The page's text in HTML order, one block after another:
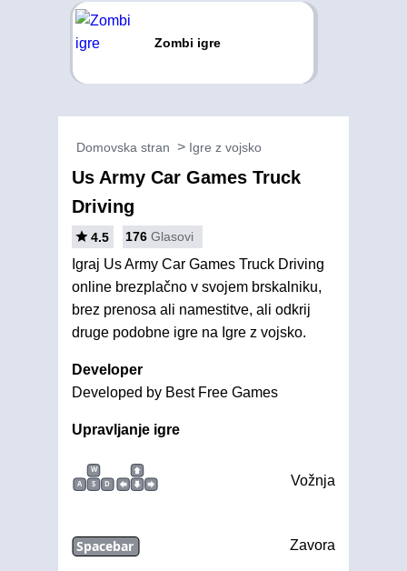
Zombi igre
Domovska stran Igre z vojsko
Us Army Car Games Truck
Driving
4.5 176 Glasovi
Igraj Us Army Car Games Truck Driving
online brezplačno v svojem brskalniku,
brez prenosa ali namestitve, ali odkrij
druge podobne igre na Igre z vojsko.
Developer
Developed by Best Free Games
Upravljanje igre
W
A
S D Vožnja
Spacebar Zavora